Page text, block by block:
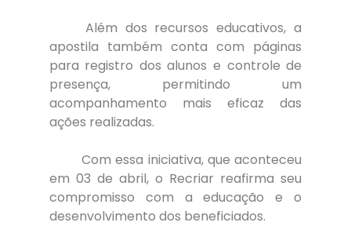
apostila também conta com páginas
para registro dos alunos e controle de
presença, permitindo um
acompanhamento mais eficaz das
ações realizadas.
	Com essa iniciativa, que aconteceu
em 03 de abril, o Recriar reafirma seu
compromisso com a educação e o
desenvolvimento dos beneficiados.